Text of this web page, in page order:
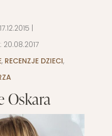
17.12.2015 |
20.08.2017
, RECENZJE DZIECI,
Oskara